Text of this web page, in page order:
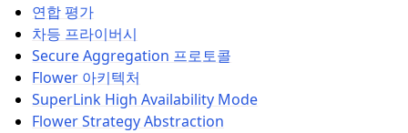
연합 평가
차등 프라이버시
Secure Aggregation 프로토콜
Flower 아키텍처
SuperLink High Availability Mode
Flower Strategy Abstraction